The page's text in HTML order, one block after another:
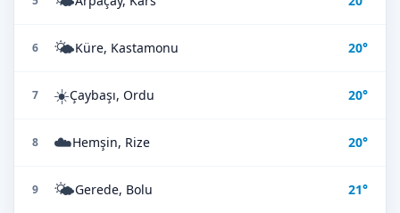
6 🌤️Küre, Kastamonu 20°
7 ☀️Çaybaşı, Ordu 20°
8 ☁️Hemşin, Rize 20°
9 🌤️Gerede, Bolu 21°